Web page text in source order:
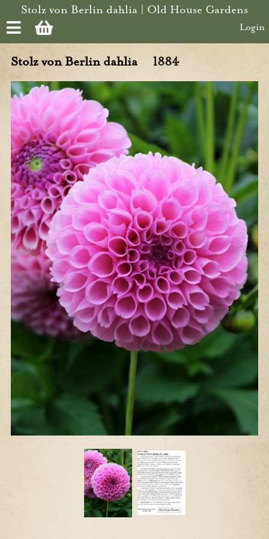
Skip to main content
Stolz von Berlin dahlia | Old House Gardens
Login
Stolz von Berlin dahlia 1884